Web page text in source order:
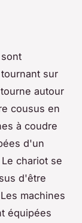
sur
autour
cousus en
à coudre
d'un
chariot se
d'être
machines
équipées